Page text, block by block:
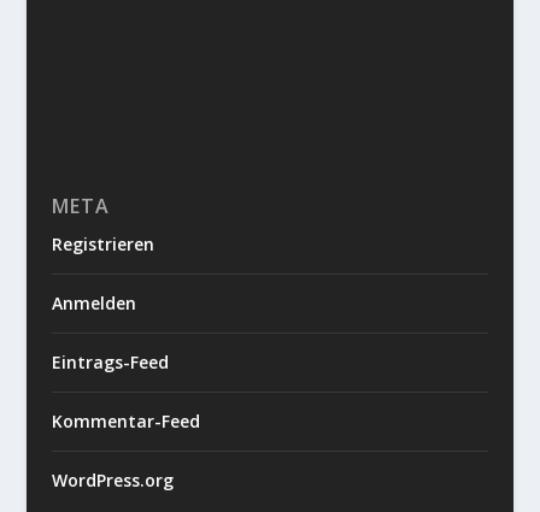
META
Registrieren
Anmelden
Eintrags-Feed
Kommentar-Feed
WordPress.org